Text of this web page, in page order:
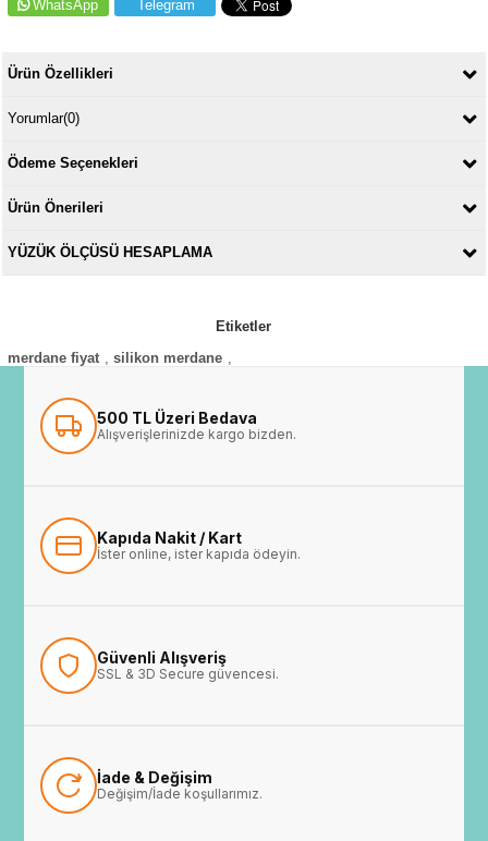
WhatsApp Telegram
Ürün Özellikleri
Yorumlar(0)
Ödeme Seçenekleri
Ürün Önerileri
YÜZÜK ÖLÇÜSÜ HESAPLAMA
Etiketler
merdane fiyat
silikon merdane
500 TL Üzeri Bedava
Alışverişlerinizde kargo bizden.
Kapıda Nakit / Kart
İster online, ister kapıda ödeyin.
Güvenli Alışveriş
SSL & 3D Secure güvencesi.
İade & Değişim
Değişim/İade koşullarımız.